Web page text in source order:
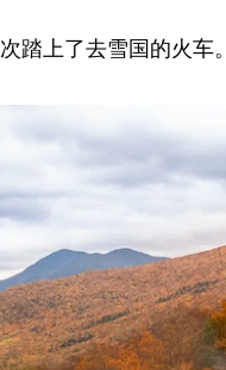
踏上了去雪国的火车